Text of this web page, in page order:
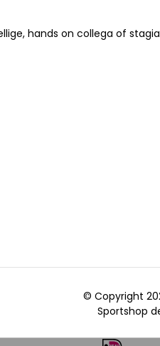
hands on collega of
© Copyright
Sportshop